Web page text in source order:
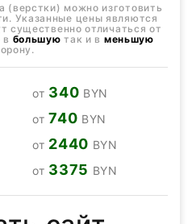
(верстки) можно изготовить
Указанные цены являются
существенно отличаться от
в большую так и в меньшую
от 340 BYN
от740 BYN
от 2440 BYN
от 3375 BYN